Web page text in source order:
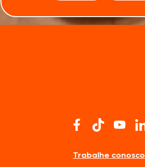
Trabalhe conosco